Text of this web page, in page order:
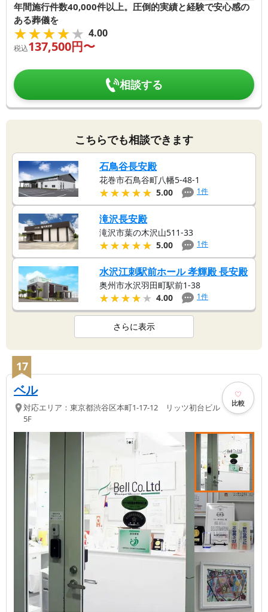
年間施行件数40,000件以上。圧倒的実績と経験で安心感の
ある葬儀を
★★★★★
★★★★★ 4.00
税込137,500円〜
相談する
こちらでも相談できます
石鳥谷長安殿
花巻市石鳥谷町八幡5-48-1
★★★★★
★★★★★ 5.00 1件
滝沢長安殿
滝沢市葉の木沢山511-33
★★★★★
★★★★★ 5.00 1件
水沢江刺駅前ホール 孝輝殿 長安殿
奥州市水沢羽田町駅前1-38
★★★★★
★★★★★ 4.00 1件
さらに表示
17
ベル
対応エリア： 東京都渋谷区本町1-17-12 リッツ初台ビル
5F
比較